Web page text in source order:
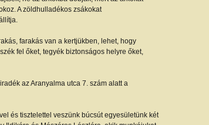
A zöldhulladékos zsákokat
farakás van a kertjükben, lehet, hogy
fel őket, tegyék biztonságos helyre őket,
az Aranyalma utca 7. szám alatt a
és tisztelettel veszünk búcsút egyesületünk két